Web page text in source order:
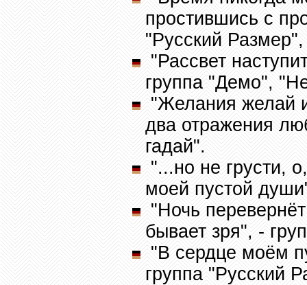
простившись с
"Русский
"Рассвет
группа "Демо",
"Желания желай
два отражения
гадай".
"...но не грусти,
моей пустой
"Ночь
бывает зря", -
"В сердце моём
группа "Русский